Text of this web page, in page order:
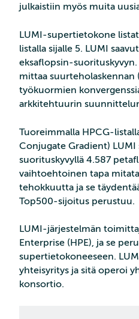
julkaistiin myös muita
LUMI-supertietokone
listalla sijalle 5. LUMI
eksaflopsin-
mittaa suurteholaskennan
työkuormien
arkkitehtuurin
Tuoreimmalla HPCG-
Conjugate Gradient) LUMI
suorituskyvyllä 4.587
vaihtoehtoinen tapa
tehokkuutta ja se
Top500-sijoitus perustuu.
LUMI-järjestelmän
Enterprise (HPE), ja se
supertietokoneeseen.
yhteisyritys ja sitä operoi
konsortio.